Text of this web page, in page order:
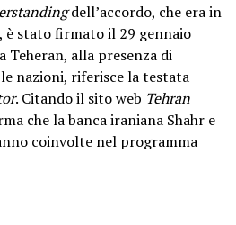
dell’accordo, che era in
è stato firmato il 29 gennaio
Teheran, alla presenza di
nazioni, riferisce la testata
. Citando il sito web Tehran
che la banca iraniana Shahr e
coinvolte nel programma